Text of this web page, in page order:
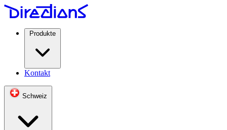
Produkte
Kontakt
Schweiz